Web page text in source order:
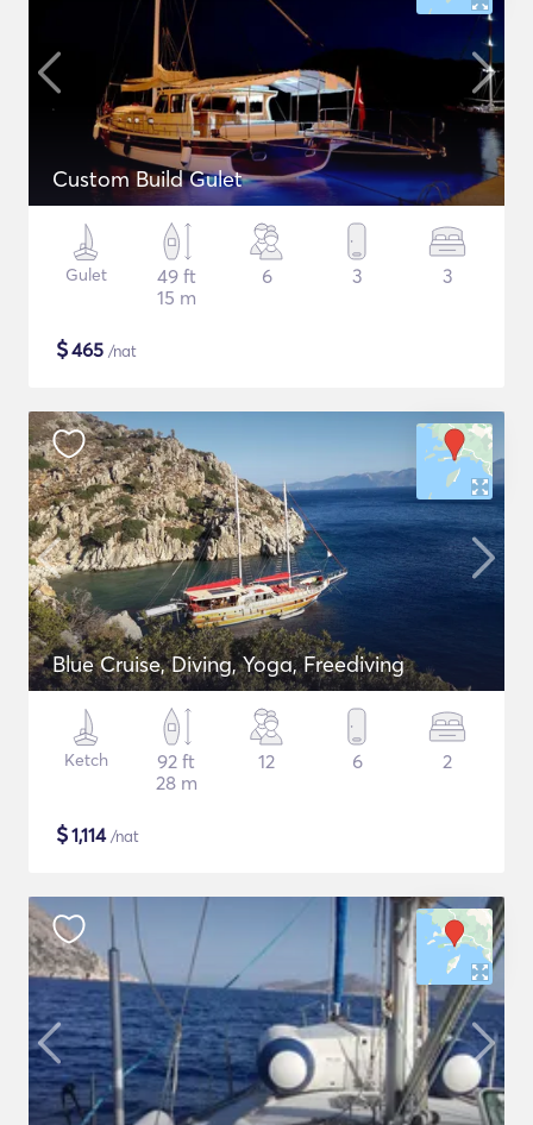
Custom Build Gulet
Gulet
49 ft
15 m
6 3 3
$465 /nat
Blue Cruise, Diving, Yoga, Freediving
Ketch
92 ft
28 m
12 6 2
$1,114/nat